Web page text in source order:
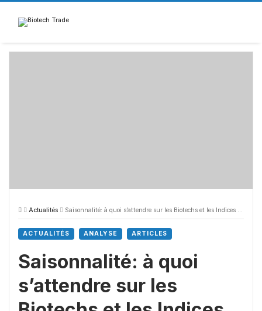
Skip
content
Actualités Saisonnalité: à quoi s’attendre sur les Biotechs et les Indices en Juin ?
ACTUALITÉS ANALYSE ARTICLES
Saisonnalité: à quoi
s’attendre sur les